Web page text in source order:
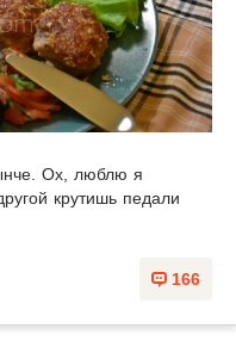
Ох, люблю я
крутишь педали
166